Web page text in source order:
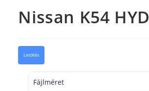
Nissan K54 HYD
Letöltés
Fájlméret